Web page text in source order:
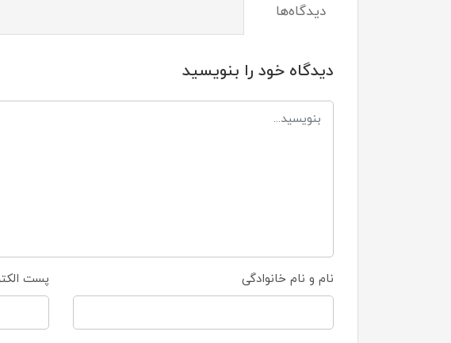
دیدگاه‌ها
دیدگاه خود را بنویسید
نام و نام خانوادگی پست